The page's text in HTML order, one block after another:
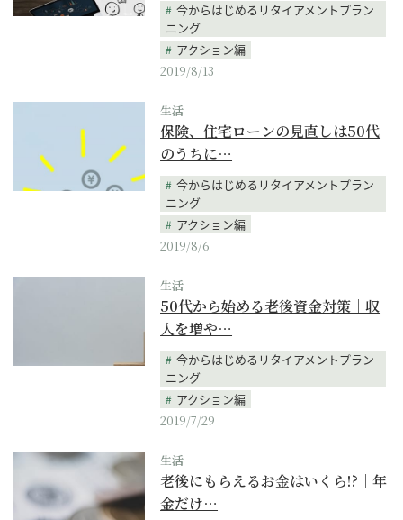
今からはじめるリタイアメントプラン
ニング
アクション編
2019/8/13
生活
保険、住宅ローンの見直しは50代
のうちに…
今からはじめるリタイアメントプラン
ニング
アクション編
2019/8/6
生活
50代から始める老後資金対策｜収
入を増や…
今からはじめるリタイアメントプラン
ニング
アクション編
2019/7/29
生活
老後にもらえるお金はいくら!?｜年
金だけ…